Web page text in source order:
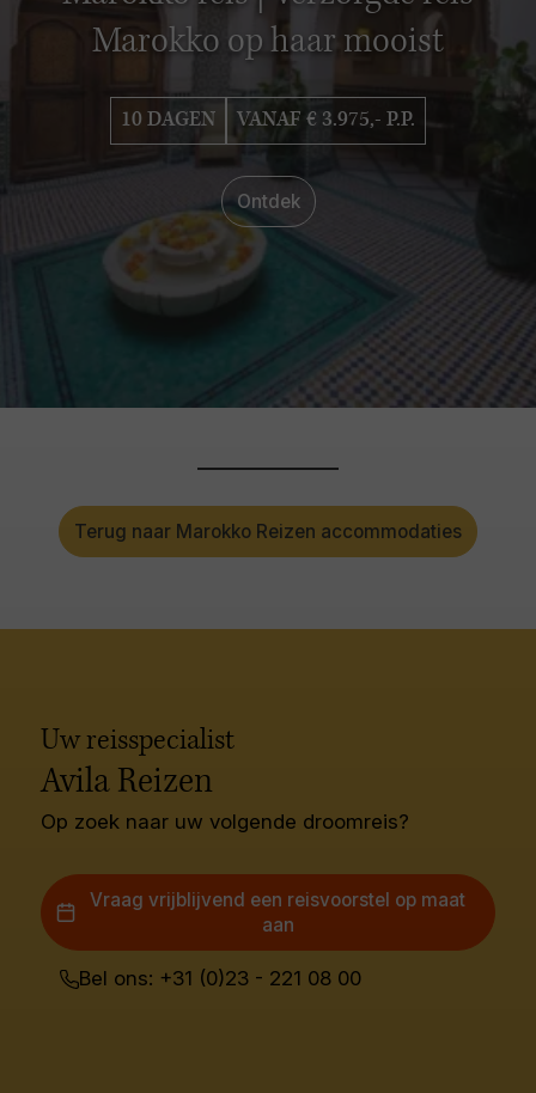
Marokko op haar mooist
10 DAGEN VANAF € 3.975,- P.P.
Ontdek
Terug naar Marokko Reizen accommodaties
Uw reisspecialist
Avila Reizen
Op zoek naar uw volgende droomreis?
Vraag vrijblijvend een reisvoorstel op maat
aan
Bel ons: +31 (0)23 - 221 08 00